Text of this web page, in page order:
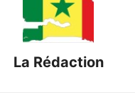
La Rédaction